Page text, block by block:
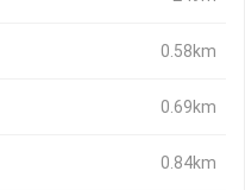
0.58km
0.69km
0.84km